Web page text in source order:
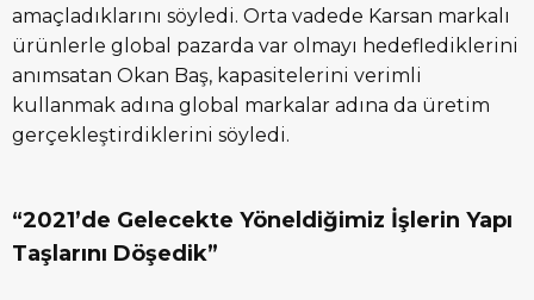
amaçladıklarını söyledi. Orta vadede Karsan markalı
ürünlerle global pazarda var olmayı hedeflediklerini
anımsatan Okan Baş, kapasitelerini verimli
kullanmak adına global markalar adına da üretim
gerçekleştirdiklerini söyledi.
“2021’de Gelecekte Yöneldiğimiz İşlerin Yapı
Taşlarını Döşedik”